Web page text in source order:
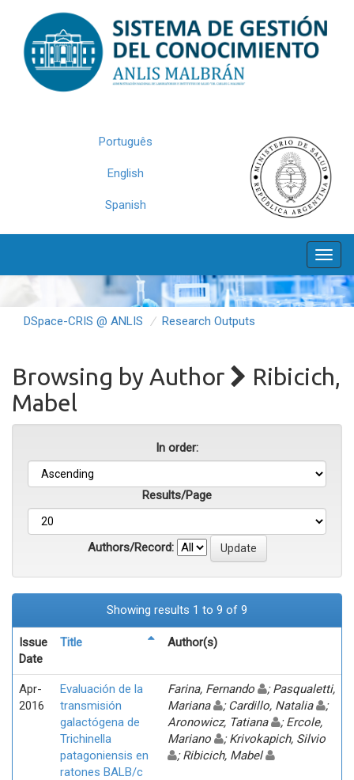
navigation
Português
English
Spanish
DSpace-CRIS @ ANLIS Research Outputs
Browsing by Author
Ribicich,
Mabel
In order:
Results/Page
Authors/Record:
Showing results 1 to 9 of 9
Issue
Date
Title Author(s)
Apr-
2016
Evaluación de la
transmisión
galactógena de
Trichinella
patagoniensis en
ratones BALB/c
Farina, Fernando
; Pasqualetti,
Mariana
; Cardillo, Natalia
;
Aronowicz, Tatiana
; Ercole,
Mariano
; Krivokapich, Silvio
; Ribicich, Mabel